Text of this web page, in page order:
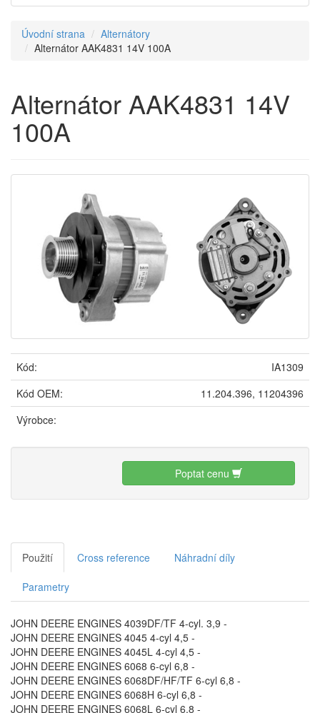
Úvodní strana
Alternátory
Alternátor AAK4831 14V 100A
Alternátor AAK4831 14V
100A
Kód:
IA1309
Kód OEM:
11.204.396, 11204396
Výrobce:
Poptat cenu
Použití Cross reference Náhradní díly
Parametry
JOHN DEERE ENGINES 4039DF/TF 4-cyl. 3,9 -
JOHN DEERE ENGINES 4045 4-cyl 4,5 -
JOHN DEERE ENGINES 4045L 4-cyl 4,5 -
JOHN DEERE ENGINES 6068 6-cyl 6,8 -
JOHN DEERE ENGINES 6068DF/HF/TF 6-cyl 6,8 -
JOHN DEERE ENGINES 6068H 6-cyl 6,8 -
JOHN DEERE ENGINES 6068L 6-cyl 6,8 -